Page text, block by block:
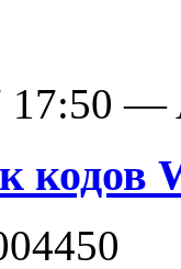
17:50 —
кодов